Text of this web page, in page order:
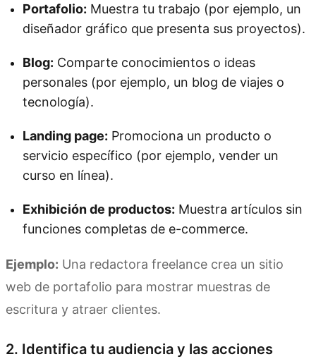
Portafolio: Muestra tu trabajo (por ejemplo, un
diseñador gráfico que presenta sus proyectos).
Blog: Comparte conocimientos o ideas
personales (por ejemplo, un blog de viajes o
tecnología).
Landing page: Promociona un producto o
servicio específico (por ejemplo, vender un
curso en línea).
Exhibición de productos: Muestra artículos sin
funciones completas de e-commerce.
Ejemplo: Una redactora freelance crea un sitio
web de portafolio para mostrar muestras de
escritura y atraer clientes.
2. Identifica tu audiencia y las acciones